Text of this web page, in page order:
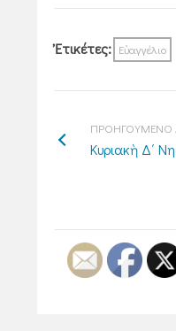
Ἐτικέτες: Εὐαγγέλιο
ΠΡΟΗΓΟΥΜΕΝΟ
Κυριακὴ Δ΄